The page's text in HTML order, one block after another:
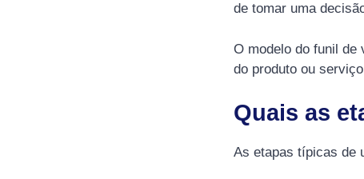
de tomar uma
O modelo do funil de
do produto ou
Quais as
As etapas típicas de